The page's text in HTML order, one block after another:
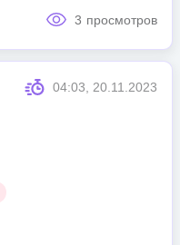
3 просмотров
04:03, 20.11.2023